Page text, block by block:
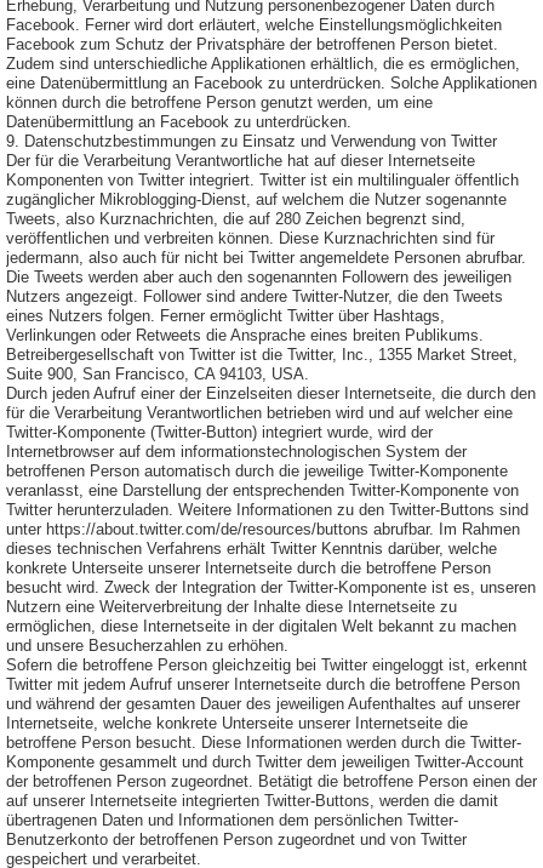
Erhebung, Verarbeitung und Nutzung personenbezogener Daten durch
Facebook. Ferner wird dort erläutert, welche Einstellungsmöglichkeiten
Facebook zum Schutz der Privatsphäre der betroffenen Person bietet.
Zudem sind unterschiedliche Applikationen erhältlich, die es ermöglichen,
eine Datenübermittlung an Facebook zu unterdrücken. Solche Applikationen
können durch die betroffene Person genutzt werden, um eine
Datenübermittlung an Facebook zu unterdrücken.
9. Datenschutzbestimmungen zu Einsatz und Verwendung von Twitter
Der für die Verarbeitung Verantwortliche hat auf dieser Internetseite
Komponenten von Twitter integriert. Twitter ist ein multilingualer öffentlich
zugänglicher Mikroblogging-Dienst, auf welchem die Nutzer sogenannte
Tweets, also Kurznachrichten, die auf 280 Zeichen begrenzt sind,
veröffentlichen und verbreiten können. Diese Kurznachrichten sind für
jedermann, also auch für nicht bei Twitter angemeldete Personen abrufbar.
Die Tweets werden aber auch den sogenannten Followern des jeweiligen
Nutzers angezeigt. Follower sind andere Twitter-Nutzer, die den Tweets
eines Nutzers folgen. Ferner ermöglicht Twitter über Hashtags,
Verlinkungen oder Retweets die Ansprache eines breiten Publikums.
Betreibergesellschaft von Twitter ist die Twitter, Inc., 1355 Market Street,
Suite 900, San Francisco, CA 94103, USA.
Durch jeden Aufruf einer der Einzelseiten dieser Internetseite, die durch den
für die Verarbeitung Verantwortlichen betrieben wird und auf welcher eine
Twitter-Komponente (Twitter-Button) integriert wurde, wird der
Internetbrowser auf dem informationstechnologischen System der
betroffenen Person automatisch durch die jeweilige Twitter-Komponente
veranlasst, eine Darstellung der entsprechenden Twitter-Komponente von
Twitter herunterzuladen. Weitere Informationen zu den Twitter-Buttons sind
unter https://about.twitter.com/de/resources/buttons abrufbar. Im Rahmen
dieses technischen Verfahrens erhält Twitter Kenntnis darüber, welche
konkrete Unterseite unserer Internetseite durch die betroffene Person
besucht wird. Zweck der Integration der Twitter-Komponente ist es, unseren
Nutzern eine Weiterverbreitung der Inhalte diese Internetseite zu
ermöglichen, diese Internetseite in der digitalen Welt bekannt zu machen
und unsere Besucherzahlen zu erhöhen.
Sofern die betroffene Person gleichzeitig bei Twitter eingeloggt ist, erkennt
Twitter mit jedem Aufruf unserer Internetseite durch die betroffene Person
und während der gesamten Dauer des jeweiligen Aufenthaltes auf unserer
Internetseite, welche konkrete Unterseite unserer Internetseite die
betroffene Person besucht. Diese Informationen werden durch die Twitter-
Komponente gesammelt und durch Twitter dem jeweiligen Twitter-Account
der betroffenen Person zugeordnet. Betätigt die betroffene Person einen der
auf unserer Internetseite integrierten Twitter-Buttons, werden die damit
übertragenen Daten und Informationen dem persönlichen Twitter-
Benutzerkonto der betroffenen Person zugeordnet und von Twitter
gespeichert und verarbeitet.